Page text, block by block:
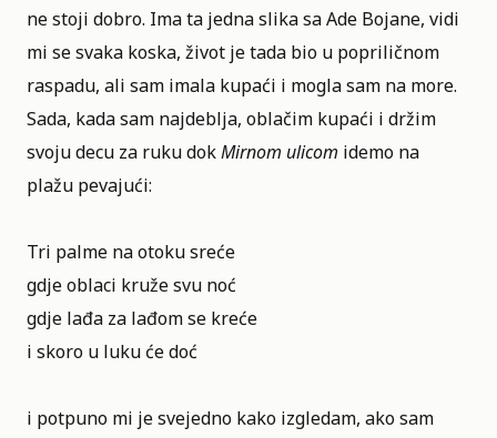
ne stoji dobro. Ima ta jedna slika sa Ade Bojane, vidi
mi se svaka koska, život je tada bio u popriličnom
raspadu, ali sam imala kupaći i mogla sam na more.
Sada, kada sam najdeblja, oblačim kupaći i držim
svoju decu za ruku dokMirnom ulicom idemo na
plažu pevajući:
Tri palme na otoku sreće
gdje oblaci kruže svu noć
gdje lađa za lađom se kreće
i skoro u luku će doć
i potpuno mi je svejedno kako izgledam, ako sam